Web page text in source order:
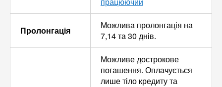
Пролонгація
Можлива пролонгація на
7,14 та 30 днів.
Можливе дострокове
погашення. Оплачується
лише тіло кредиту та